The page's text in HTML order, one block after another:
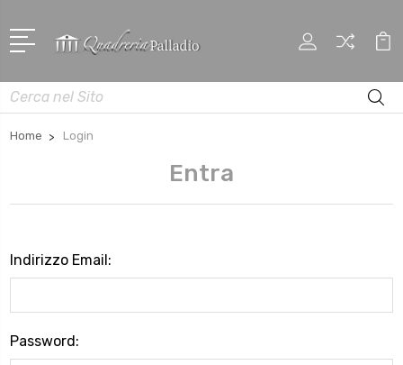
Cerca
Home Login
Entra
Indirizzo Email:
Password: